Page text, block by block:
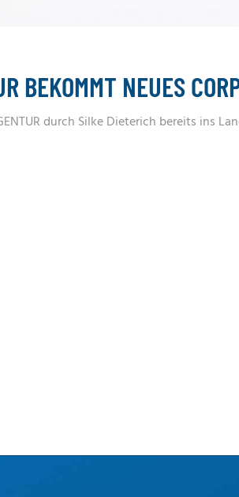
BEKOMMT NEUES
durch Silke Dieterich bereits ins